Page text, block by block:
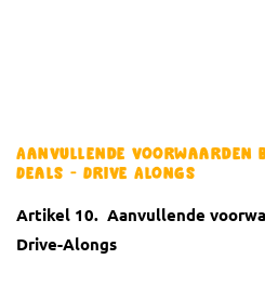
Aanvullende voorwaarden
Deals - Drive Alongs
Artikel 10. Aanvullende
Drive-Alongs